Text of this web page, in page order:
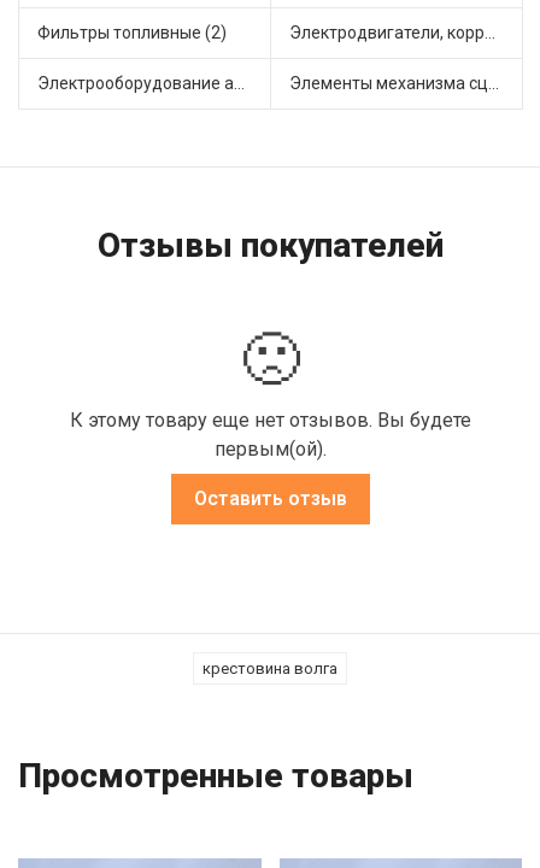
Фильтры топливные (2) Электродвигатели, корректоры и приводы автомобильн (1)
Электрооборудование автомобилей (2) Элементы механизма сцепления (1)
Отзывы покупателей
🙁
К этому товару еще нет отзывов. Вы будете
первым(ой).
Оставить отзыв
крестовина волга
Просмотренные товары